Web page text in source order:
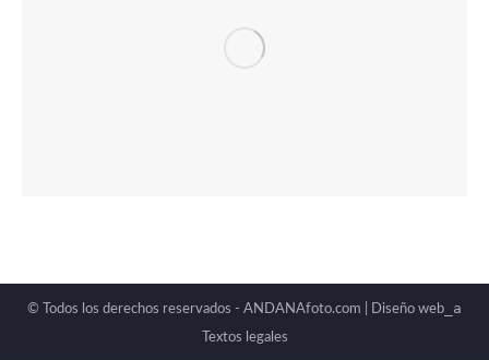
© Todos los derechos reservados - ANDANAfoto.com | Diseño web _a
Textos legales